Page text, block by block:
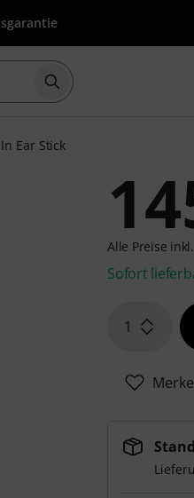
Suche mit Suchwort
In Ear Stick
Alle Preise
Sofort
1